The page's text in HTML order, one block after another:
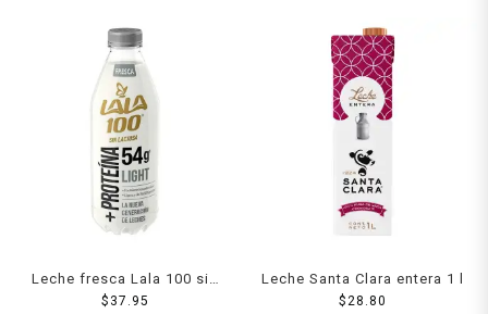
Leche fresca Lala 100 sin
lactosa proteína light 1 l
$ 37.95
Leche Santa Clara entera 1 l
$28.80